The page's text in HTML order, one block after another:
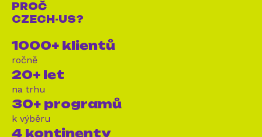
PROČ
CZECH-US?
1000+ klientů
ročně
20+ let
na trhu
30+ programů
k výběru
4 kontinenty